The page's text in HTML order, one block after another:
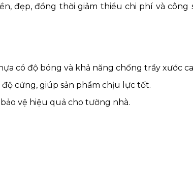
đẹp, đồng thời giảm thiểu chi phí và công
có độ bóng và khả năng chống trầy xước
độ cứng, giúp sản phẩm chịu lực tốt.
vệ hiệu quả cho tường nhà.